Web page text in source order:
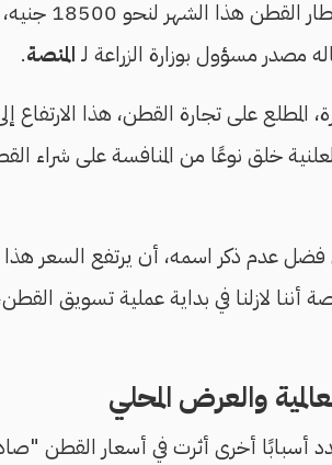
مصدر مسؤول بوزارة الزراعة لـ المنصة.
المطلع على تجارة القطن، هذا
العلنية خلق نوعًا من المنافسة على
والعرض المحلي
أسبابًا أخرى أثرت في أسعار القطن